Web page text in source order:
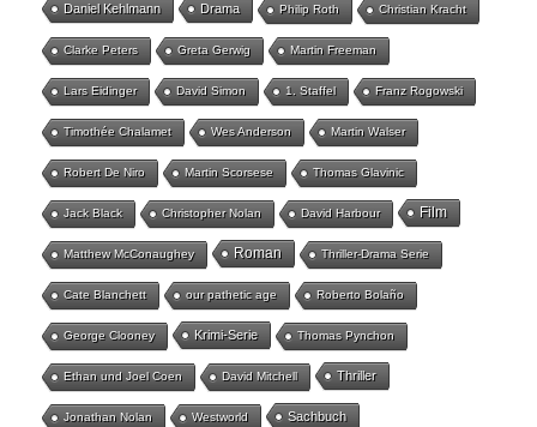
Daniel Kehlmann Drama Philip Roth Christian Kracht
Clarke Peters Greta Gerwig Martin Freeman
Lars Eidinger David Simon 1. Staffel Franz Rogowski
Timothée Chalamet Wes Anderson Martin Walser
Robert De Niro Martin Scorsese Thomas Glavinic
Jack Black Christopher Nolan David Harbour Film
Matthew McConaughey Roman Thriller-Drama Serie
Cate Blanchett our pathetic age Roberto Bolaño
George Clooney Krimi-Serie Thomas Pynchon
Ethan und Joel Coen David Mitchell Thriller
Jonathan Nolan Westworld Sachbuch